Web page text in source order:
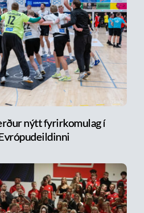
nýtt fyrirkomulag í